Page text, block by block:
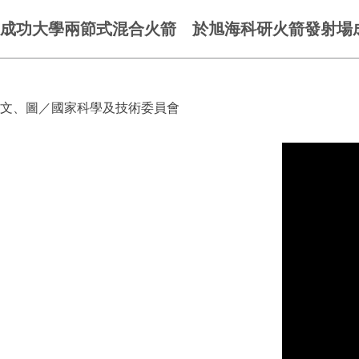
成功大學兩節式混合火箭 於旭海科研火箭發射場
文、圖／國家科學及技術委員會